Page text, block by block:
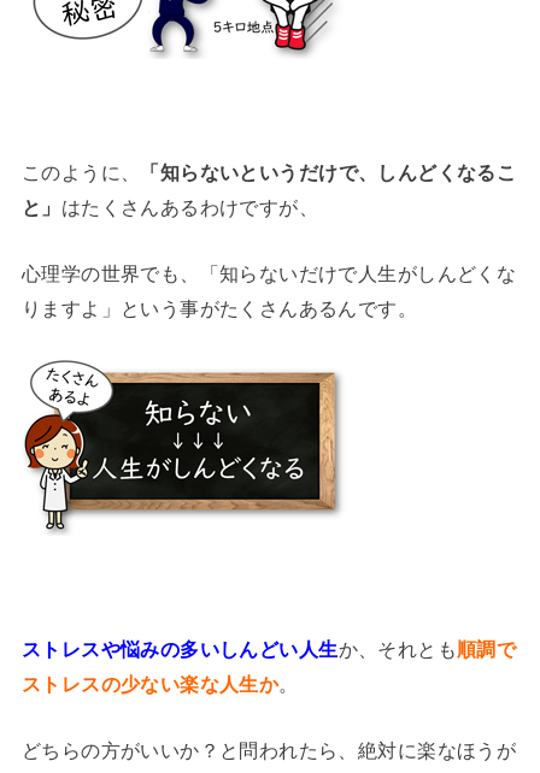
このように、
「知らないというだけで、しんどくなるこ
と」 はたくさんあるわけですが、
心理学の世界でも、「知らないだけで人生がしんどくな
りますよ」という事がたくさんあるんです。
ストレスや悩みの多いしんどい人生か、それとも順調で
ストレスの少ない楽な人生か。
どちらの方がいいか？と問われたら、絶対に楽なほうが